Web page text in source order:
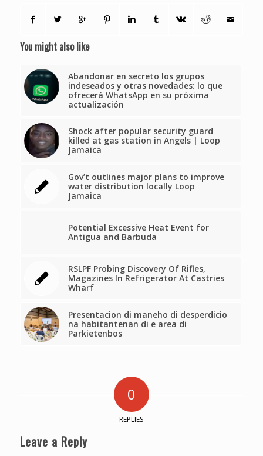
You might also like
Abandonar en secreto los grupos
indeseados y otras novedades: lo que
ofrecerá WhatsApp en su próxima
actualización
Shock after popular security guard
killed at gas station in Angels | Loop
Jamaica
Gov’t outlines major plans to improve
water distribution locally Loop
Jamaica
Potential Excessive Heat Event for
Antigua and Barbuda
RSLPF Probing Discovery Of Rifles,
Magazines In Refrigerator At Castries
Wharf
Presentacion di maneho di desperdicio
na habitantenan di e area di
Parkietenbos
0
REPLIES
Leave a Reply